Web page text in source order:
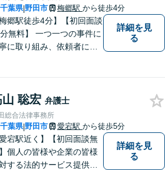
千葉県|野田市 梅郷駅 から徒歩4分
梅郷駅徒歩4分】【初回面談
無料】 一つ一つの事件に
に取り組み、依頼者にと
詳細を見
る
山 聡宏 弁護士
総合法律事務所
千葉県|野田市 愛宕駅 から徒歩5分
愛宕駅近く】【初回面談無
個人の皆様や企業の皆様
する法的サービス提供に
詳細を見
る